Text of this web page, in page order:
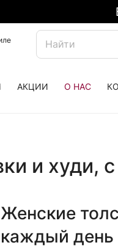
АКЦИИ О НАС
и худи,
Женские
каждый день